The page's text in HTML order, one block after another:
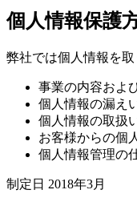
個人情報保護
弊社では個人情報を
事業の内容およ
個人情報の漏え
個人情報の取扱
お客様からの個
個人情報管理の
制定日 2018年3月